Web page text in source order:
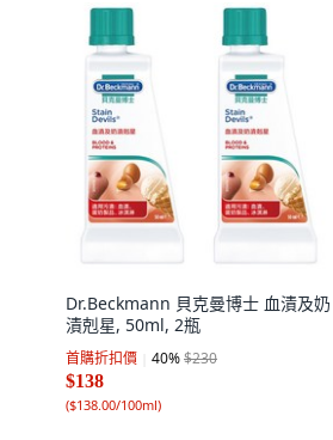
Dr.Beckmann 貝克曼博士 血漬及奶
漬剋星, 50ml, 2瓶
首購折扣價 40%$230
$138
($138.00/100ml)